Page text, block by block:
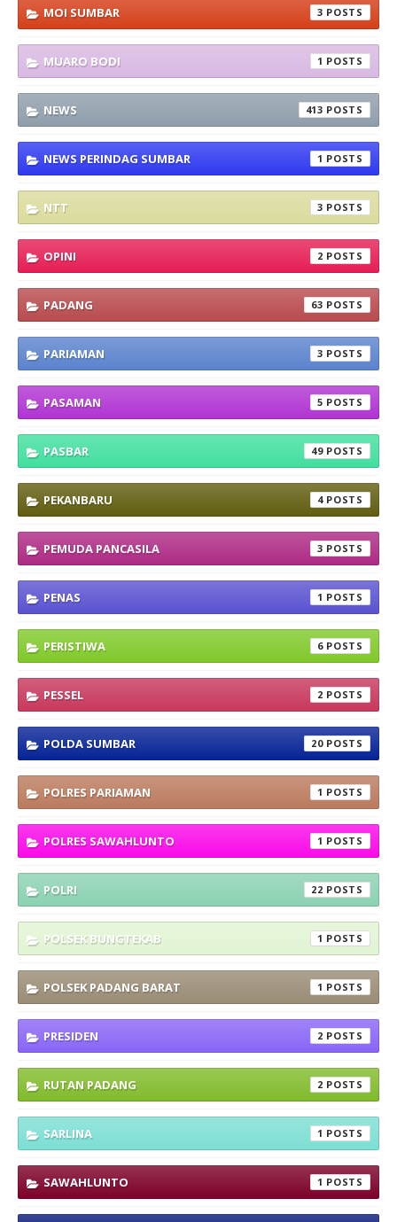
MOI SUMBAR 3
MUARO BODI 1
NEWS 413
NEWS PERINDAG SUMBAR 1
NTT 3
OPINI 2
PADANG 63
PARIAMAN 3
PASAMAN 5
PASBAR 49
PEKANBARU 4
PEMUDA PANCASILA 3
PENAS 1
PERISTIWA 6
PESSEL 2
POLDA SUMBAR 20
POLRES PARIAMAN 1
POLRES SAWAHLUNTO 1
POLRI 22
POLSEK BUNGTEKAB 1
POLSEK PADANG BARAT 1
PRESIDEN 2
RUTAN PADANG 2
SARLINA 1
SAWAHLUNTO 1